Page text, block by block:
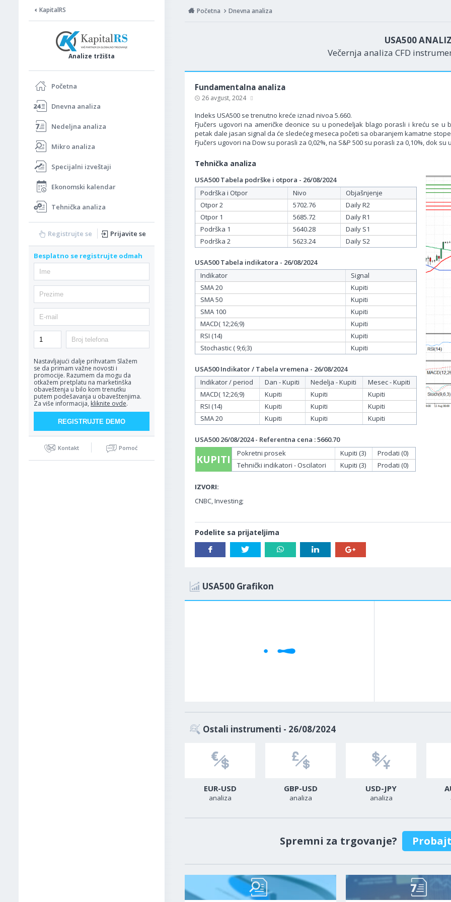
KapitalRS
Analize tržišta
Početna
Dnevna analiza
Nedeljna analiza
Mikro analiza
Specijalni izveštaji
Ekonomski kalendar
Tehnička analiza
Registrujte se Prijavite se
Besplatno se registrujte odmah
Nastavljajući dalje prihvatam Slažem
se da primam važne novosti i
promocije. Razumem da mogu da
otkažem pretplatu na marketinška
obaveštenja u bilo kom trenutku
putem podešavanja u obaveštenjima.
Za više informacija, kliknite ovde.
Kontakt Pomoć
Početna Dnevna analiza
USA500
Večernja analiza CFD
Fundamentalna analiza
26 avgust, 2024
Indeks USA500 se trenutno kreće iznad nivoa 5.660.
Fjučers ugovori na američke deonice su u ponedeljak blago porasli i kreću se
petak dale jasan signal da će sledećeg meseca početi sa obaranjem kamatne
Fjučers ugovori na Dow su porasli za 0,02%, na S&P 500 su porasli za 0,10%, dok
Tehnička analiza
USA500 Tabela podrške i otpora - 26/08/2024
Podrška i Otpor
Nivo
Objašnjenje
Otpor 2
5702.76
Daily R2
Otpor 1
5685.72
Daily R1
Podrška 1
5640.28
Daily S1
Podrška 2
5623.24 Daily S2
USA500 Tabela indikatora - 26/08/2024
Indikator
Signal
SMA 20
Kupiti
SMA 50
Kupiti
SMA 100
Kupiti
MACD( 12;26;9)
Kupiti
RSI (14)
Kupiti
Stochastic ( 9;6;3)
Kupiti
USA500 Indikator / Tabela vremena - 26/08/2024
Indikator / period
Dan - Kupiti Nedelja - Kupiti
Mesec - Kupiti
MACD( 12;26;9)
Kupiti Kupiti
Kupiti
RSI (14)
Kupiti Kupiti
Kupiti
SMA 20
Kupiti Kupiti Kupiti
USA500 26/08/2024 - Referentna cena : 5660.70
KUPITI Pokretni prosek Kupiti (3)
Prodati (0)
Tehnički indikatori - Oscilatori
Kupiti (3) Prodati (0)
IZVORI:
CNBC, Investing;
Podelite sa prijateljima
USA500 Grafikon
Ostali instrumenti - 26/08/2024
EUR-USD
analiza
GBP-USD
analiza
USD-JPY
analiza
Spremni za trgovanje?